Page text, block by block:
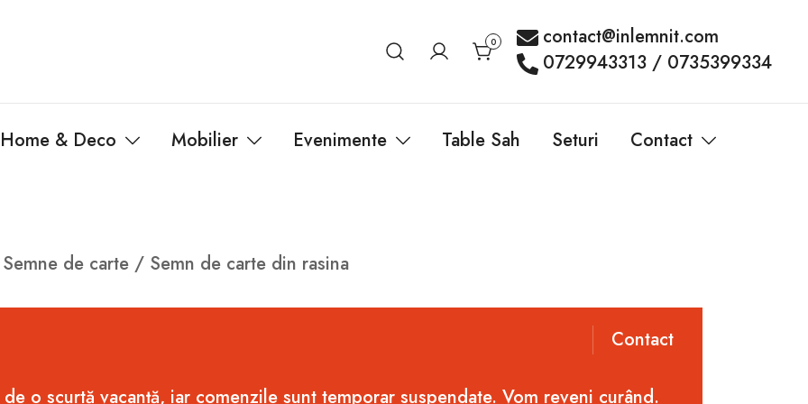
0
contact@inlemnit.com
0729943313 / 0735399334
Home & Deco Mobilier Evenimente Table Sah Seturi Contact
Semne de carte / Semn de carte din rasina
Contact
o scurtă vacanță, iar comenzile sunt temporar suspendate. Vom reveni curând.